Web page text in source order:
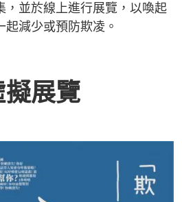
，並於線上進行展覽，以喚起
減少或預防欺凌。
展覽